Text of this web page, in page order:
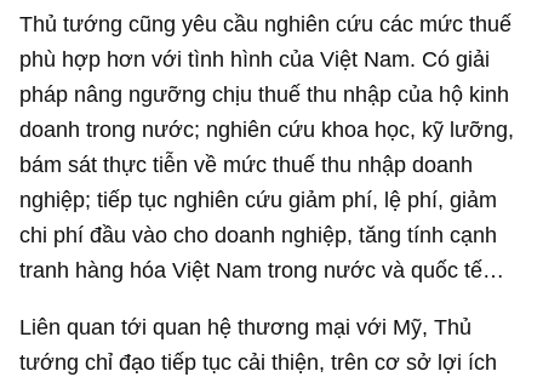
Thủ tướng cũng yêu cầu nghiên cứu các mức thuế
phù hợp hơn với tình hình của Việt Nam. Có giải
pháp nâng ngưỡng chịu thuế thu nhập của hộ kinh
doanh trong nước; nghiên cứu khoa học, kỹ lưỡng,
bám sát thực tiễn về mức thuế thu nhập doanh
nghiệp; tiếp tục nghiên cứu giảm phí, lệ phí, giảm
chi phí đầu vào cho doanh nghiệp, tăng tính cạnh
tranh hàng hóa Việt Nam trong nước và quốc tế…
Liên quan tới quan hệ thương mại với Mỹ, Thủ
tướng chỉ đạo tiếp tục cải thiện, trên cơ sở lợi ích